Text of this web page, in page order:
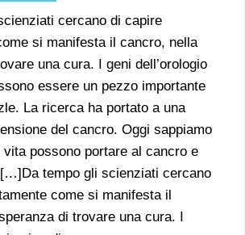
cercano di capire
si manifesta il cancro, nella
una cura. I geni dell’orologio
essere un pezzo importante
La ricerca ha portato a una
del cancro. Oggi sappiamo
possono portare al cancro e
tempo gli scienziati cercano
come si manifesta il
di trovare una cura. I